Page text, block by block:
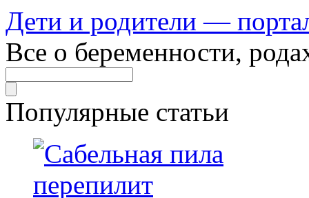
Дети и родители —
Все о беременности,
Популярные статьи